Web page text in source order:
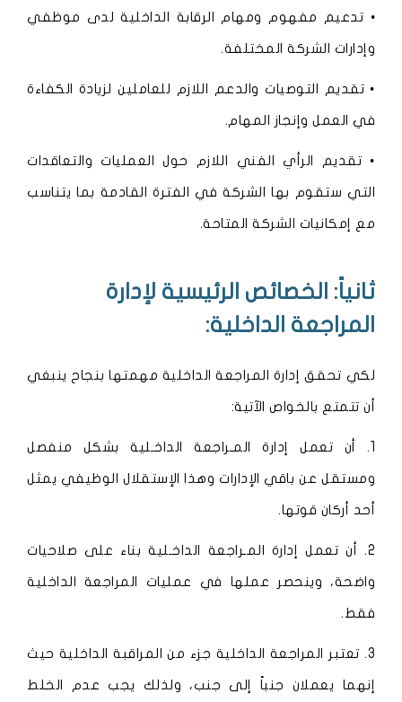
• تدعيم مفهوم ومهام الرقابة الداخلية لدى موظفي
وإدارات الشركة المختلفة.
• تقديم التوصيات والدعم اللازم للعاملين لزيادة الكفاءة
في العمل وإنجاز المهام.
• تقديم الرأي الفني اللازم حول العمليات والتعاقدات
التي ستقوم بها الشركة في الفترة القادمة بما يتناسب
مع إمكانيات الشركة المتاحة.
ثانياً: الخصائص الرئيسية لإدارة
المراجعة الداخلية:
لكي تحقق إدارة المراجعة الداخلية مهمتها بنجاح ينبغي
أن تتمتع بالخواص الآتية:
1. أن تعمل إدارة المـراجعة الداخـلية بشكل منفصل
ومستقل عن باقي الإدارات وهذا الإستقلال الوظيفي يمثل
أحد أركان قوتها.
2. أن تعمل إدارة المـراجعة الداخـلية بناء على صلاحيات
واضحة، وينحصر عملها في عمليات المراجعة الداخلية
فقط.
3. تعتبر المراجعة الداخلية جزء من المراقبة الداخلية حيث
إنهما يعملان جنباً إلى جنب، ولذلك يجب عدم الخلط